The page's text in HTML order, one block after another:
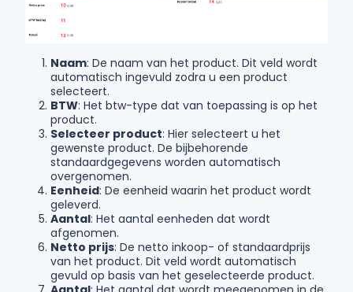
Naam: De naam van het product. Dit veld wordt
automatisch ingevuld zodra u een product
selecteert.
BTW: Het btw-type dat van toepassing is op het
product.
Selecteer product: Hier selecteert u het
gewenste product. De bijbehorende
standaardgegevens worden automatisch
overgenomen.
Eenheid: De eenheid waarin het product wordt
geleverd.
Aantal: Het aantal eenheden dat wordt
afgenomen.
Netto prijs: De netto inkoop- of standaardprijs
van het product. Dit veld wordt automatisch
gevuld op basis van het geselecteerde product.